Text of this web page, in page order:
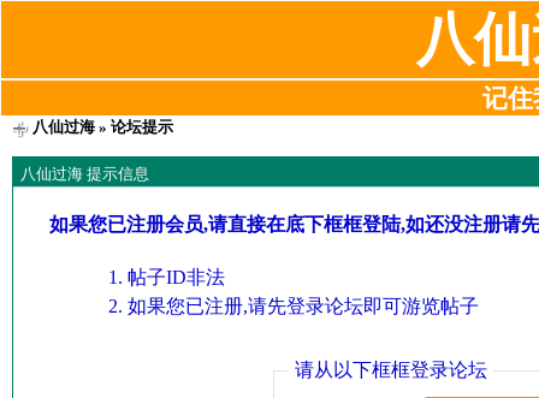
八
记住
八仙过海» 论坛提示
八仙过海 提示信息
如果您已注册会员,请直接在底下框框登陆,如还没注册请
帖子ID非法
如果您已注册,请先登录论坛即可游览帖子
请从以下框框登录论坛